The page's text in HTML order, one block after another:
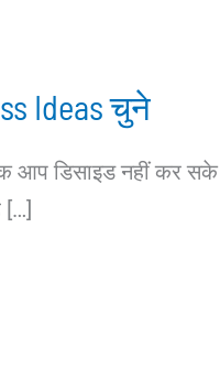
Ideas चुने
आप डिसाइड नहीं कर सके
[…]